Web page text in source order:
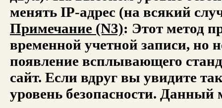
менять IP-адрес (на всякий
Примечание (N3): Этот метод
временной учетной записи, но
появление всплывающего
сайт. Если вдруг вы увидите
уровень безопасности. Данный